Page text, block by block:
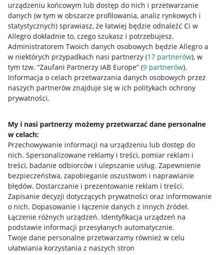
urządzeniu końcowym lub dostęp do nich i przetwarzanie
danych (w tym w obszarze profilowania, analiz rynkowych i
statystycznych) sprawiasz, że łatwiej będzie odnaleźć Ci w
Allegro dokładnie to, czego szukasz i potrzebujesz.
Administratorem Twoich danych osobowych będzie Allegro a
w niektórych przypadkach nasi partnerzy (17 partnerów), w
tym tzw. “Zaufani Partnerzy IAB Europe” (9 partnerów).
Informacja o celach przetwarzania danych osobowych przez
naszych partnerów znajduje się w ich politykach ochrony
prywatności.
My i nasi partnerzy możemy przetwarzać dane personalne
w celach:
Przechowywanie informacji na urządzeniu lub dostęp do
nich. Spersonalizowane reklamy i treści, pomiar reklam i
treści, badanie odbiorców i ulepszanie usług. Zapewnienie
bezpieczeństwa, zapobieganie oszustwom i naprawianie
błędów. Dostarczanie i prezentowanie reklam i treści.
Zapisanie decyzji dotyczących prywatności oraz informowanie
o nich. Dopasowanie i łączenie danych z innych źródeł.
Łączenie różnych urządzeń. Identyfikacja urządzeń na
podstawie informacji przesyłanych automatycznie.
Twoje dane personalne przetwarzamy również w celu
ułatwiania korzystania z naszych stron
Przydatne informacje
Jak to działa
Allegro Gadane dla sprzedających
Allegro Gadane dla kupujących
Mapa miejscowości
Informacje prawne
Regulamin
Polityka plików "cookies"
Ustawienia plików "cookies"